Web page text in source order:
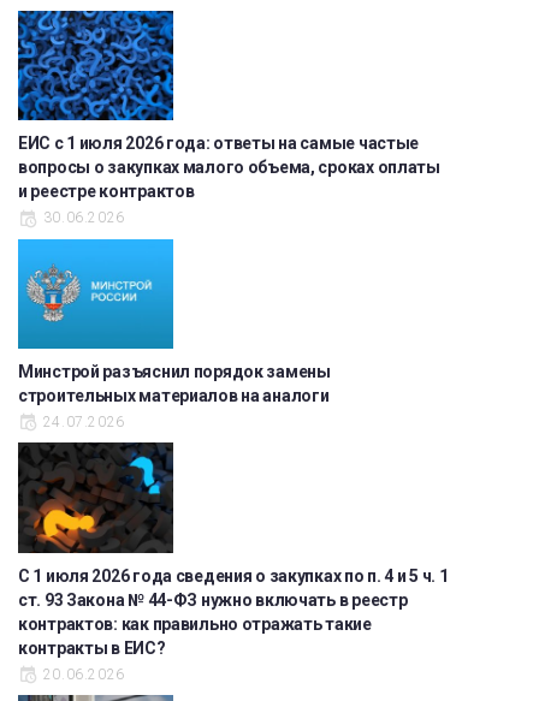
ЕИС с 1 июля 2026 года: ответы на самые частые
вопросы о закупках малого объема, сроках оплаты
и реестре контрактов
30.06.2026
Минстрой разъяснил порядок замены
строительных материалов на аналоги
24.07.2026
С 1 июля 2026 года сведения о закупках по п. 4 и 5 ч. 1
ст. 93 Закона № 44-ФЗ нужно включать в реестр
контрактов: как правильно отражать такие
контракты в ЕИС?
20.06.2026